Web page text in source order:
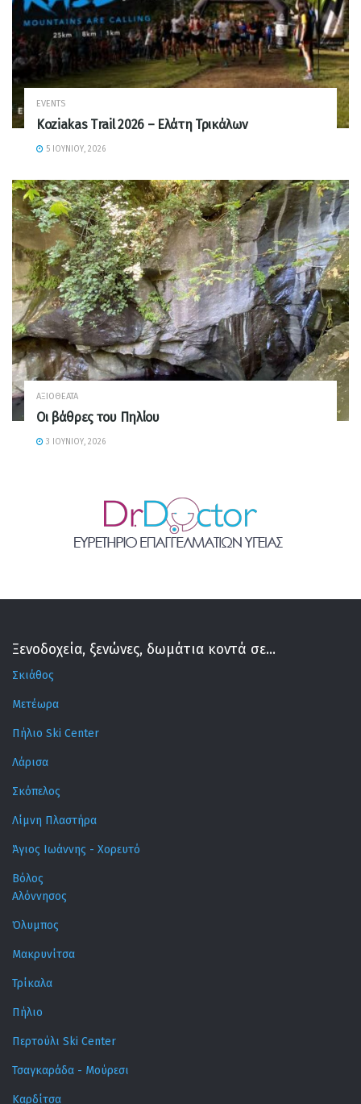
EVENTS
Koziakas Trail 2026 – Ελάτη Τρικάλων
5 ΙΟΥΝΊΟΥ, 2026
ΑΞΙΟΘΈΑΤΑ
Οι βάθρες του Πηλίου
3 ΙΟΥΝΊΟΥ, 2026
Ξενοδοχεία, ξενώνες, δωμάτια κοντά σε...
Σκιάθος
Μετέωρα
Πήλιο Ski Center
Λάρισα
Σκόπελος
Λίμνη Πλαστήρα
Άγιος Ιωάννης - Χορευτό
Βόλος
Αλόννησος
Όλυμπος
Μακρυνίτσα
Τρίκαλα
Πήλιο
Περτούλι Ski Center
Τσαγκαράδα - Μούρεσι
Καρδίτσα